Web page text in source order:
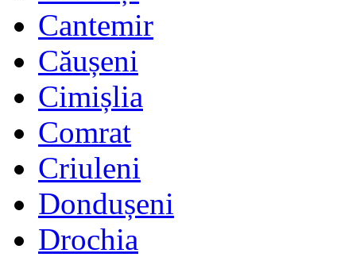
Cantemir
Căușeni
Cimișlia
Comrat
Criuleni
Dondușeni
Drochia